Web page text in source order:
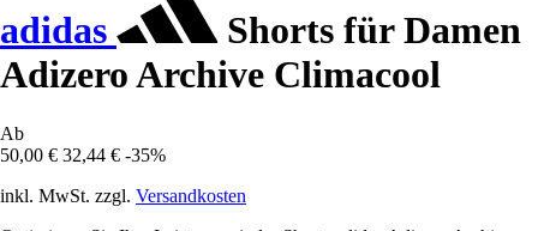
adidas
Shorts für Damen
Adizero Archive Climacool
Ab
50,00 € 32,44 € -35%
inkl. MwSt. zzgl. Versandkosten